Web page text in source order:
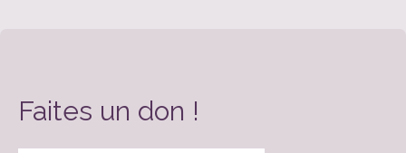
Faites un don !